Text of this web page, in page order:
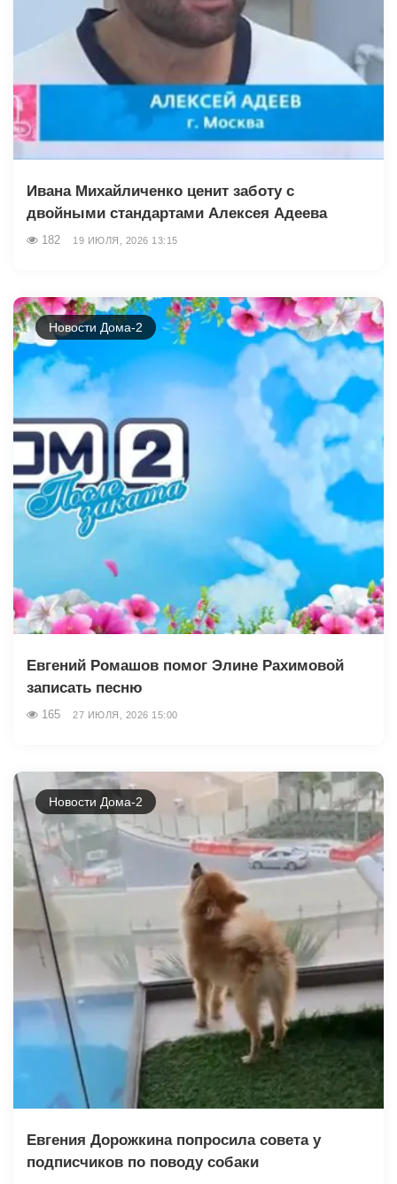
Ивана Михайличенко ценит заботу с
двойными стандартами Алексея Адеева
182 19 ИЮЛЯ, 2026 13:15
Новости Дома-2
Евгений Ромашов помог Элине Рахимовой
записать песню
165 27 ИЮЛЯ, 2026 15:00
Новости Дома-2
Евгения Дорожкина попросила совета у
подписчиков по поводу собаки